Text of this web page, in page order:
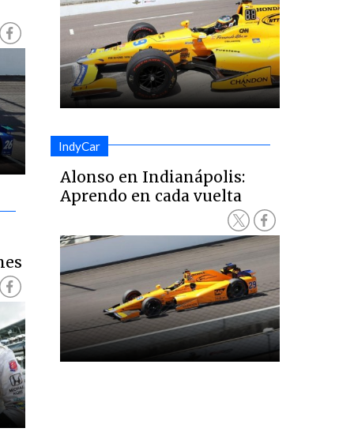
IndyCar
Alonso en Indianápolis:
Aprendo en cada vuelta